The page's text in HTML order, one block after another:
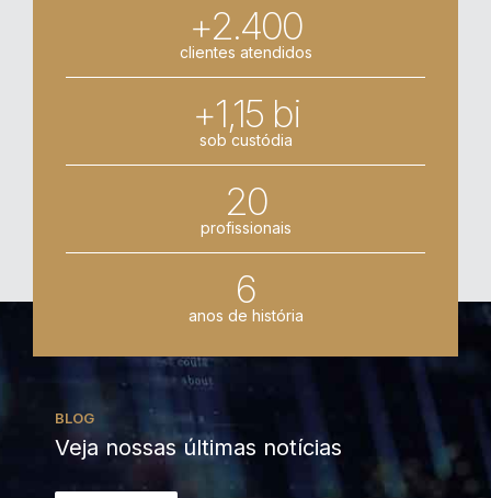
+2.400
clientes atendidos
+1,15 bi
sob custódia
20
profissionais
6
anos de história
BLOG
Veja nossas últimas notícias